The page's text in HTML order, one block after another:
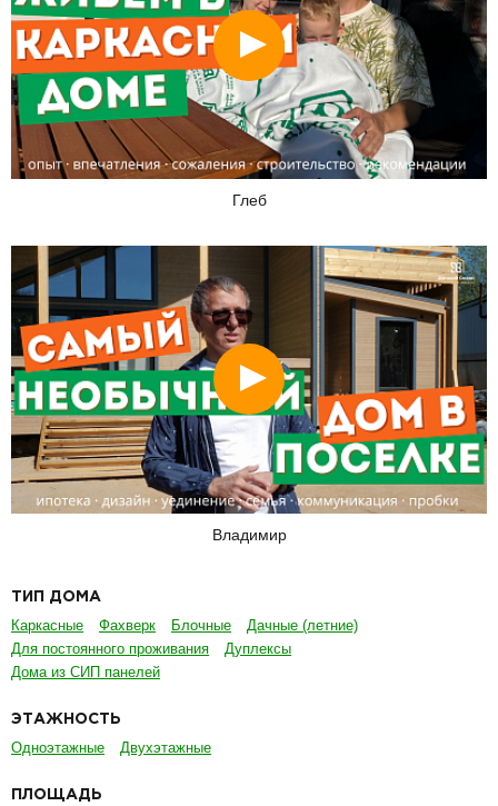
Смотреть
Глеб
Смотреть
Владимир
ТИП ДОМА
Каркасные Фахверк Блочные
Дачные (летние)
Для постоянного проживания
Дуплексы
Дома из СИП панелей
ЭТАЖНОСТЬ
Одноэтажные Двухэтажные
ПЛОЩАДЬ